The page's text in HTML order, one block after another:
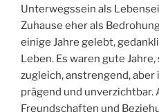
Unterwegssein als
Zuhause eher als
einige Jahre gelebt,
Leben. Es waren gute
zugleich, anstrengend,
prägend und unverzichtbar.
Freundschaften und